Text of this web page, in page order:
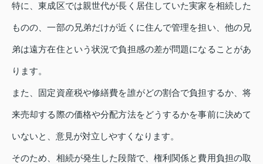
特に、東成区では親世代が長く居住していた実家を相続した
ものの、一部の兄弟だけが近くに住んで管理を担い、他の兄
弟は遠方在住という状況で負担感の差が問題になることがあ
ります。
また、固定資産税や修繕費を誰がどの割合で負担するか、将
来売却する際の価格や分配方法をどうするかを事前に決めて
いないと、意見が対立しやすくなります。
そのため、相続が発生した段階で、権利関係と費用負担の取